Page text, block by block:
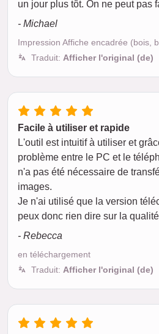
un jour plus tôt. On ne peut pas
- Michael
Impression Affiche encadrée (bois,
Traduit: Afficher l'original (de)
Facile à utiliser et rapide
L'outil est intuitif à utiliser et
problème entre le PC et le
n'a pas été nécessaire de
images.
Je n'ai utilisé que la version
peux donc rien dire sur la
- Rebecca
en téléchargement
Traduit: Afficher l'original (de)